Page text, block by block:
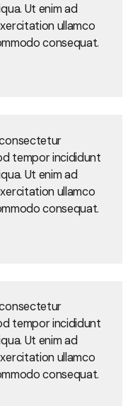
Ut enim ad
ullamco
consequat.
tempor incididunt
Ut enim ad
ullamco
consequat.
tempor incididunt
Ut enim ad
ullamco
consequat.